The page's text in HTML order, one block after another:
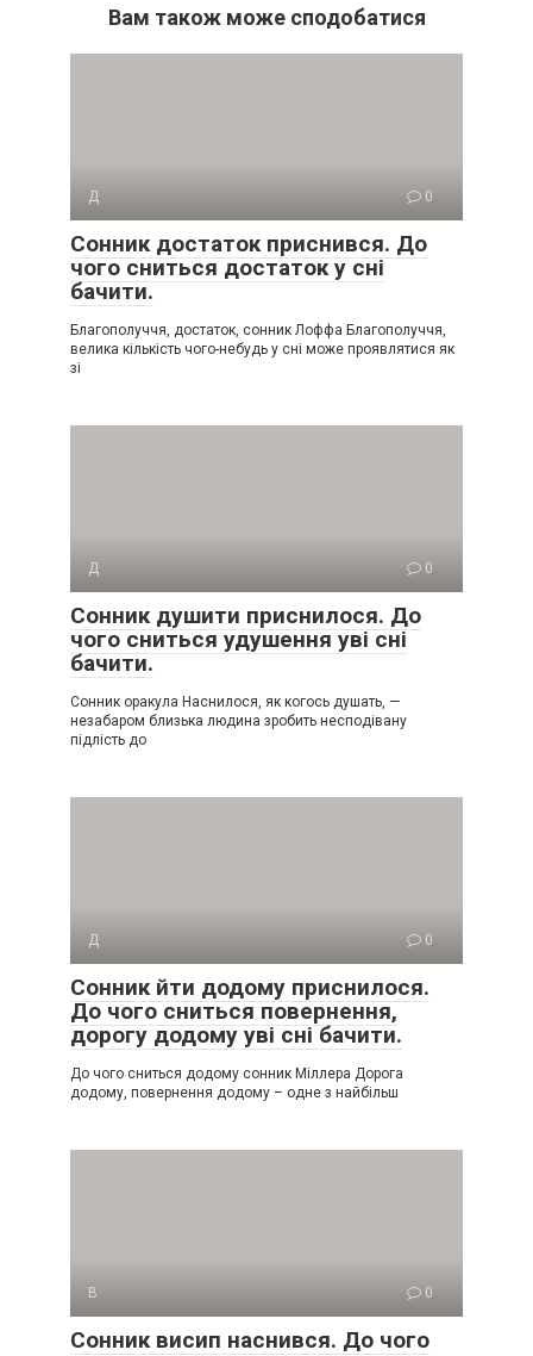
Вам також може сподобатися
Д 0
Сонник достаток приснився. До
чого сниться достаток у сні
бачити.
Благополуччя, достаток, сонник Лоффа Благополуччя,
велика кількість чого-небудь у сні може проявлятися як
зі
Д 0
Сонник душити приснилося. До
чого сниться удушення уві сні
бачити.
Сонник оракула Наснилося, як когось душать, —
незабаром близька людина зробить несподівану
підлість до
Д 0
Сонник йти додому приснилося.
До чого сниться повернення,
дорогу додому уві сні бачити.
До чого сниться додому сонник Міллера Дорога
додому, повернення додому – одне з найбільш
В 0
Сонник висип наснився. До чого